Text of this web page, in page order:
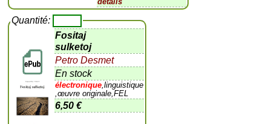
Quantité:
Fositaj
sulketoj
Petro Desmet
En stock
électronique ,linguistique
,œuvre originale,FEL
6,50 €